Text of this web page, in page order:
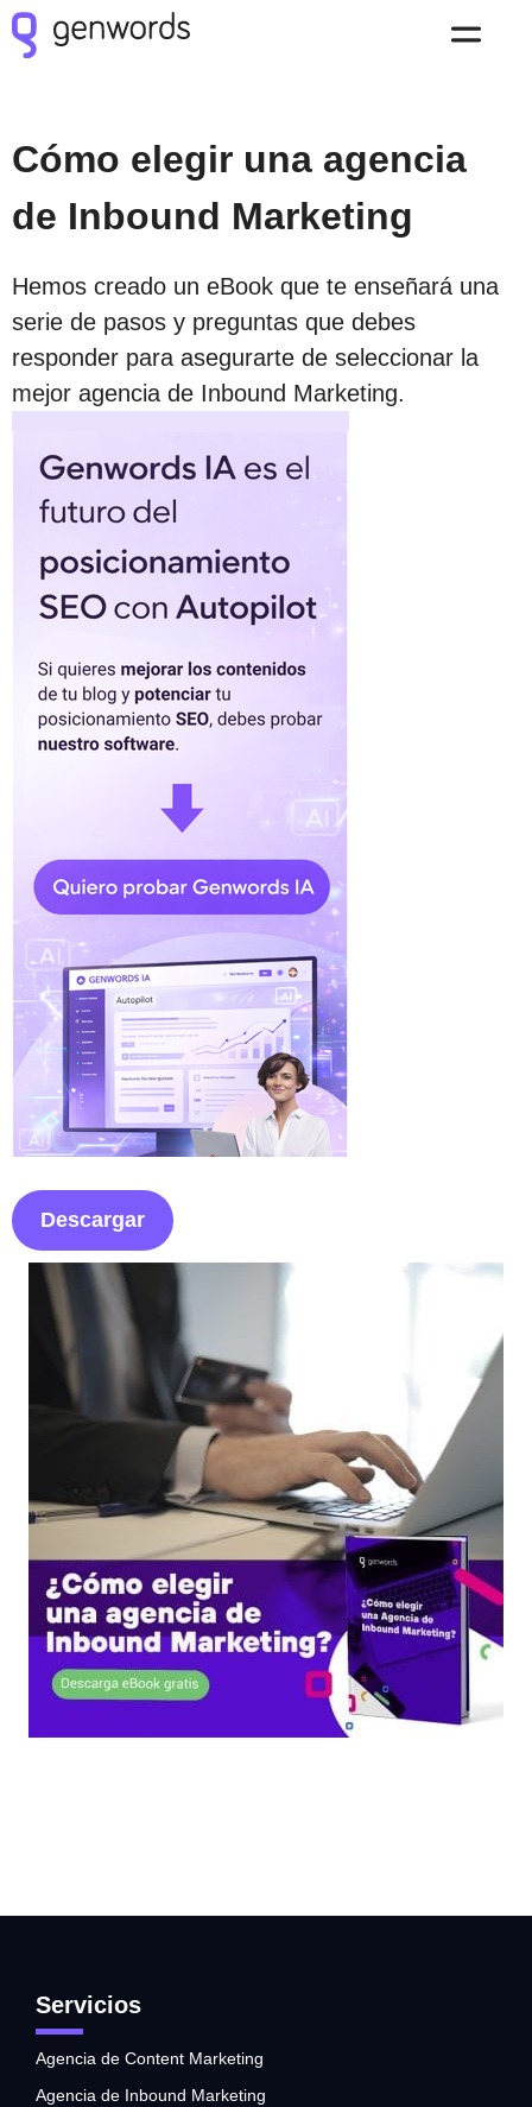
Cómo elegir una agencia
de Inbound Marketing
Hemos creado un eBook que te enseñará una
serie de pasos y preguntas que debes
responder para asegurarte de seleccionar la
mejor agencia de Inbound Marketing.
Descargar
Servicios
Agencia de Content Marketing
Agencia de Inbound Marketing